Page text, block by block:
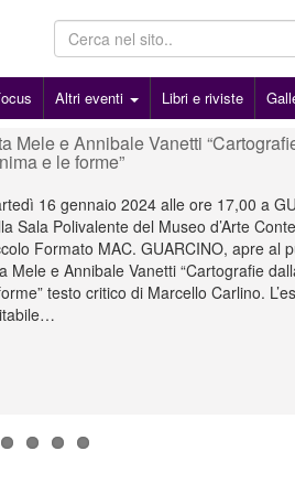
Altri eventi Libri e riviste
Mele e Annibale Vanetti
e le forme”
16 gennaio 2024 alle ore 17,00 a
Sala Polivalente del Museo d’Arte
Formato MAC. GUARCINO, apre al
Mele e Annibale Vanetti “Cartografie
testo critico di Marcello Carlino.
Ihara - TRACCE DI VITA
05/10/2024 al 07/12/2024
Bernardi / Marcello Rossetti
di Antonio Capaccio
Crocenzi e Paolo Gobbi
i fuochi si spengano"
Calabrese e Maria Credidio
20/08/2022 al 15/10/2022